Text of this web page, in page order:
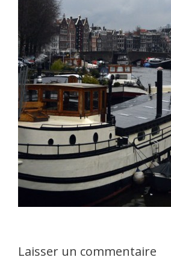
Laisser un commentaire